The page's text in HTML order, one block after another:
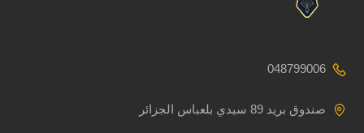
048799006
صندوق بريد 89 سيدي بلعباس الجزائر